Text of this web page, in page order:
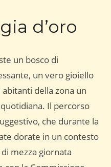
d’oro
un bosco di
un vero gioiello
della zona un
Il percorso
che durante la
dorate in un contesto
mezza giornata